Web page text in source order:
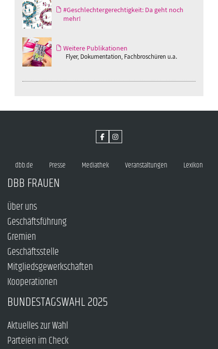
#Geschlechtergerechtigkeit: Da geht noch
mehr!
Weitere Publikationen
Flyer, Dokumentation, Fachbroschüren u.a.
dbb.de Presse Mediathek Veranstaltungen Lexikon
DBB FRAUEN
Über uns
Geschäftsführung
Gremien
Geschäftsstelle
Mitgliedsgewerkschaften
Kooperationen
BUNDESTAGSWAHL 2025
Aktuelles zur Wahl
Parteien im Check